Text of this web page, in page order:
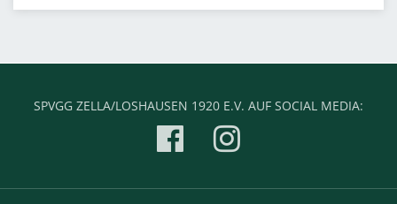
SPVGG ZELLA/LOSHAUSEN 1920 E.V. AUF SOCIAL MEDIA: